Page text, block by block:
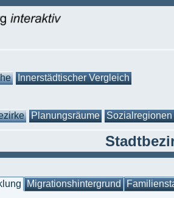
Innerstädtischer Vergleich
Planungsräume Sozialregionen
Migrationshintergrund